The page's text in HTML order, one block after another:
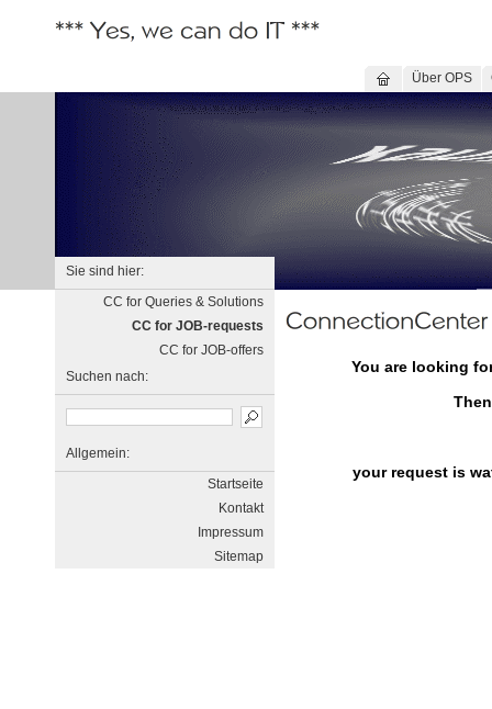
Über OPS
Sie sind hier:
CC for Queries & Solutions
CC for JOB-requests
CC for JOB-offers
Suchen nach:
Allgemein:
Startseite
Kontakt
Impressum
Sitemap
You are looking
your request is